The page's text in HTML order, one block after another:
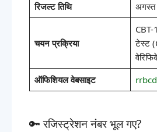
रिजल्ट तिथि
अगस्त
चयन प्रक्रिया
टेस्ट
ऑफिशियल वेबसाइट
🔑 रजिस्ट्रेशन नंबर भूल गए?